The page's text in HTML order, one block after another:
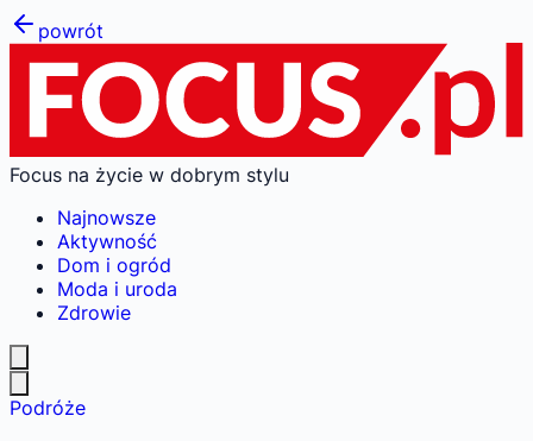
powrót
Focus na życie w dobrym stylu
Najnowsze
Aktywność
Dom i ogród
Moda i uroda
Zdrowie
Podróże